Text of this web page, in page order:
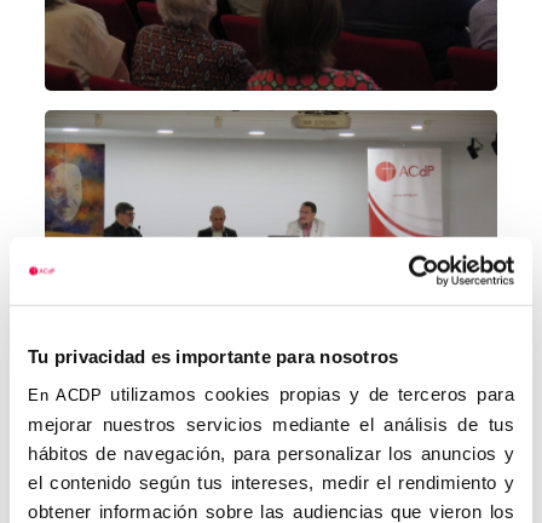
Tu privacidad es importante para nosotros
En ACDP utilizamos cookies propias y de terceros para
mejorar nuestros servicios mediante el análisis de tus
hábitos de navegación, para personalizar los anuncios y
el contenido según tus intereses, medir el rendimiento y
obtener información sobre las audiencias que vieron los